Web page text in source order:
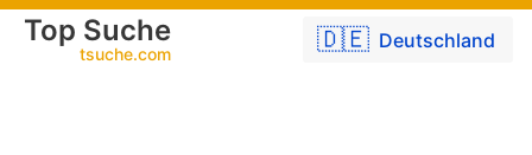
🇩🇪 Deutschland
Top Suche
tsuche.com